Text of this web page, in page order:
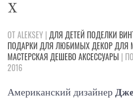
х
ОТ ALEKSEY | ДЛЯ ДЕТЕЙ ПОДЕЛКИ
ПОДАРКИ ДЛЯ ЛЮБИМЫХДЕКОРДЛЯ
МАСТЕРСКАЯ ДЕШЕВО АКСЕССУАРЫ |
2016
Американский дизайнер